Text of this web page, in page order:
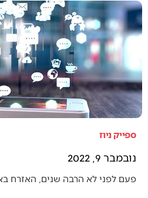
ספייק ניוז
נובמבר 9, 2022
פעם לפני לא הרבה שנים, האזרח